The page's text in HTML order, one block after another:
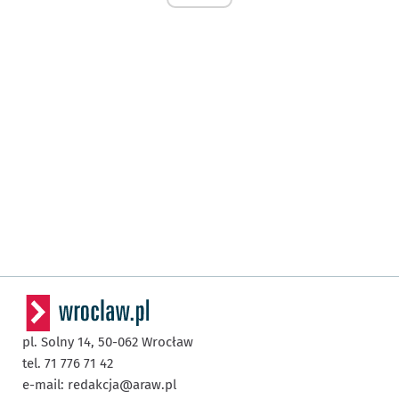
pl. Solny 14, 50-062 Wrocław
tel. 71 776 71 42
e-mail: redakcja@araw.pl